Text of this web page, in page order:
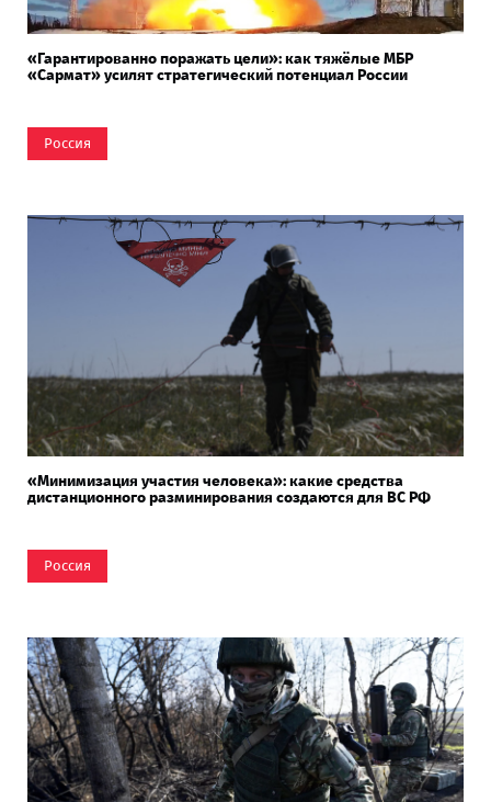
«Гарантированно поражать цели»: как тяжёлые МБР
«Сармат» усилят стратегический потенциал России
Россия
«Минимизация участия человека»: какие средства
дистанционного разминирования создаются для ВС РФ
Россия